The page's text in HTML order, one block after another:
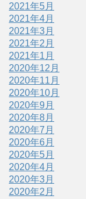
2021年5月
2021年4月
2021年3月
2021年2月
2021年1月
2020年12月
2020年11月
2020年10月
2020年9月
2020年8月
2020年7月
2020年6月
2020年5月
2020年4月
2020年3月
2020年2月